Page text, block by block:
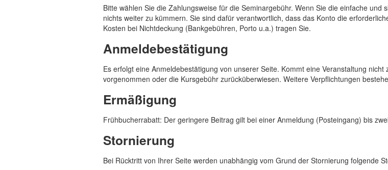
Bitte wählen Sie die Zahlungsweise für die Seminargebühr. Wenn Sie die einfache
nichts weiter zu kümmern. Sie sind dafür verantwortlich, dass das Konto die
Kosten bei Nichtdeckung (Bankgebühren, Porto u.a.) tragen Sie.
Anmeldebestätigung
Es erfolgt eine Anmeldebestätigung von unserer Seite. Kommt eine Veranstaltung
vorgenommen oder die Kursgebühr zurücküberwiesen. Weitere Verpflichtungen
Ermäßigung
Frühbucherrabatt: Der geringere Beitrag gilt bei einer Anmeldung (Posteingang) bis
Stornierung
Bei Rücktritt von Ihrer Seite werden unabhängig vom Grund der Stornierung folgende